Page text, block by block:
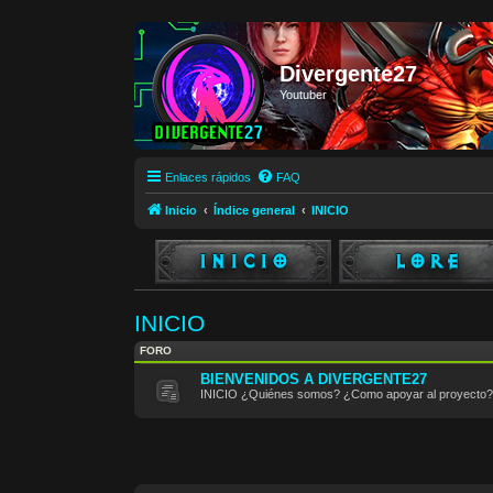
Divergente27
Youtuber
Enlaces rápidos FAQ
Inicio Índice general INICIO
INICIO
FORO
BIENVENIDOS A DIVERGENTE27
INICIO ¿Quiénes somos? ¿Como apoyar al proyecto?